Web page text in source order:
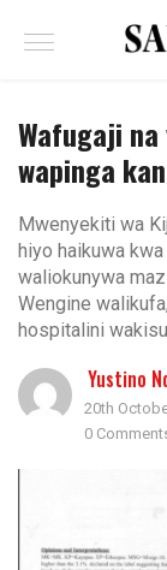
Wafugaji
wapinga
Mwenyekiti wa
hiyo haikuwa
waliokunywa
Wengine
hospitalini
Yustino
20th
0